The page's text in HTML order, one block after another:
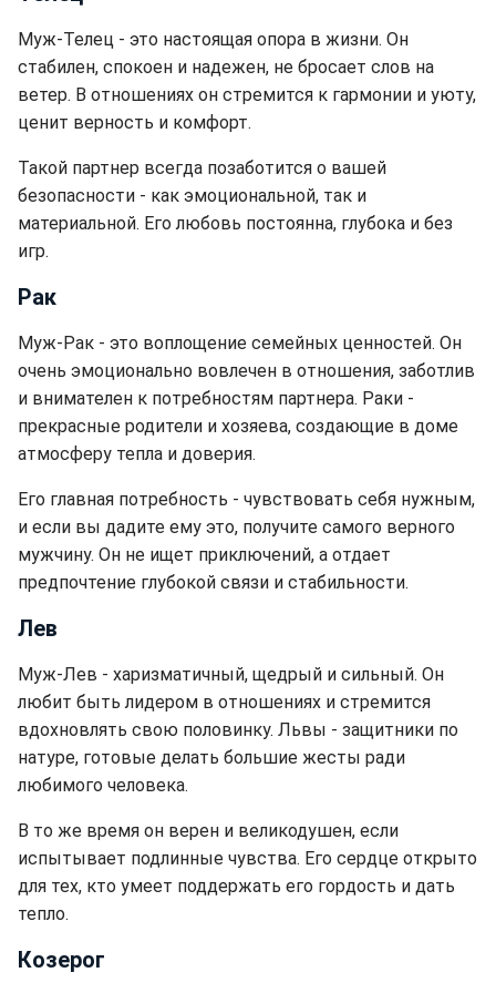
Муж-Телец - это настоящая опора в жизни. Он
стабилен, спокоен и надежен, не бросает слов на
ветер. В отношениях он стремится к гармонии и уюту,
ценит верность и комфорт.
Такой партнер всегда позаботится о вашей
безопасности - как эмоциональной, так и
материальной. Его любовь постоянна, глубока и без
игр.
Рак
Муж-Рак - это воплощение семейных ценностей. Он
очень эмоционально вовлечен в отношения, заботлив
и внимателен к потребностям партнера. Раки -
прекрасные родители и хозяева, создающие в доме
атмосферу тепла и доверия.
Его главная потребность - чувствовать себя нужным,
и если вы дадите ему это, получите самого верного
мужчину. Он не ищет приключений, а отдает
предпочтение глубокой связи и стабильности.
Лев
Муж-Лев - харизматичный, щедрый и сильный. Он
любит быть лидером в отношениях и стремится
вдохновлять свою половинку. Львы - защитники по
натуре, готовые делать большие жесты ради
любимого человека.
В то же время он верен и великодушен, если
испытывает подлинные чувства. Его сердце открыто
для тех, кто умеет поддержать его гордость и дать
тепло.
Козерог